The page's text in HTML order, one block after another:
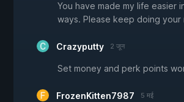
You have made my life easier
ways. Please keep doing your
Crazyputty 2 जून
Set money and perk points
FrozenKitten7987 5 मई